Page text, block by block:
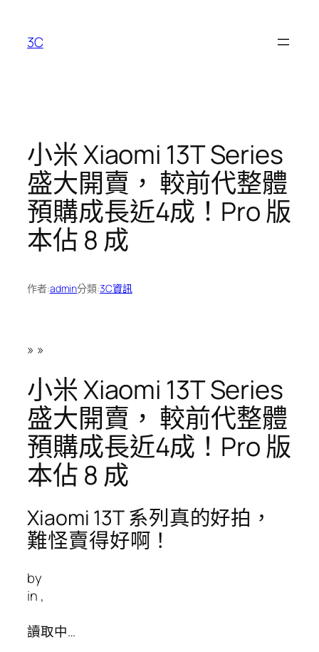
3C
小米 Xiaomi 13T Series
盛大開賣， 較前代整體
預購成長近4成！Pro 版
本佔 8 成
作者:admin分類:3C資訊
» »
小米 Xiaomi 13T Series
盛大開賣， 較前代整體
預購成長近4成！Pro 版
本佔 8 成
Xiaomi 13T 系列真的好拍，
難怪賣得好啊！
by
in ,
讀取中…